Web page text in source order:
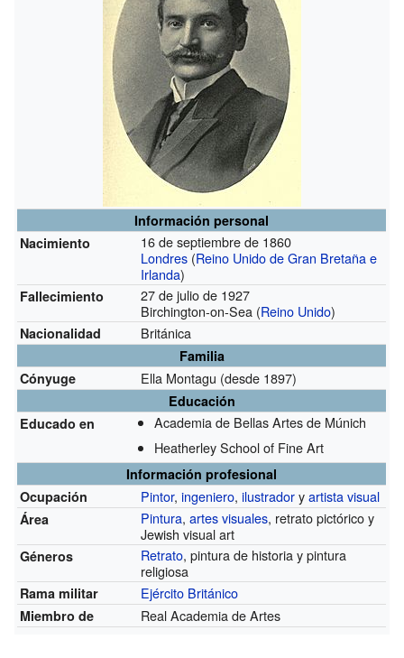
Información personal
Nacimiento
16 de septiembre de 1860
Londres (Reino Unido de Gran Bretaña e
Irlanda)
Fallecimiento
27 de julio de 1927
Birchington-on-Sea (Reino Unido)
Nacionalidad Británica
Familia
Cónyuge
Ella Montagu (desde 1897)
Educación
Educado en
Academia de Bellas Artes de Múnich
Heatherley School of Fine Art
Información profesional
Ocupación
Pintor,ingeniero,ilustradoryartista visual
Área Pintura,artes visuales, retrato pictórico y
Jewish visual art
Géneros Retrato, pintura de historia y pintura
religiosa
Rama militar Ejército Británico
Miembro de Real Academia de Artes